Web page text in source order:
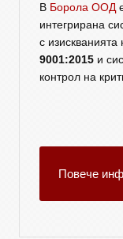
В Борола ООД
интегрирана
с
9001:2015 и
контрол на
Повече